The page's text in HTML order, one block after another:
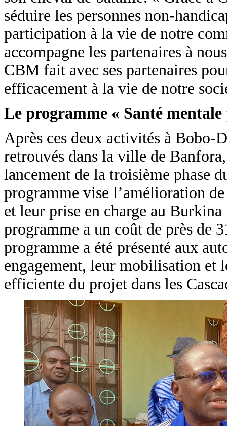
séduire les personnes non-
participation à la vie de notre
accompagne les partenaires à
CBM fait avec ses partenaires
efficacement à la vie de notre
Le programme « Santé
Après ces deux activités à Bobo-
retrouvés dans la ville de
lancement de la troisième phase
programme vise l’amélioration
et leur prise en charge au
programme a un coût de près de
programme a été présenté aux
engagement, leur mobilisation et
efficiente du projet dans les